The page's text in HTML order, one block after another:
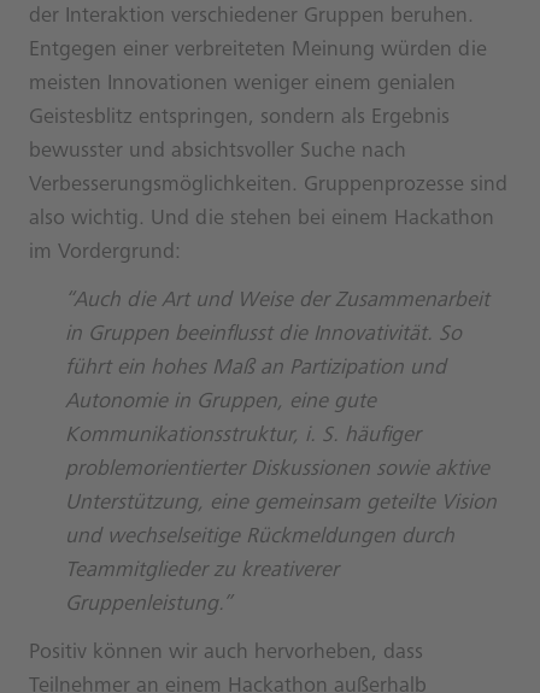
der Interaktion verschiedener Gruppen beruhen.
Entgegen einer verbreiteten Meinung würden die
meisten Innovationen weniger einem genialen
Geistesblitz entspringen, sondern als Ergebnis
bewusster und absichtsvoller Suche nach
Verbesserungsmöglichkeiten. Gruppenprozesse sind
also wichtig. Und die stehen bei einem Hackathon
im Vordergrund:
“Auch die Art und Weise der Zusammenarbeit
in Gruppen beeinflusst die Innovativität. So
führt ein hohes Maß an Partizipation und
Autonomie in Gruppen, eine gute
Kommunikationsstruktur, i. S. häufiger
problemorientierter Diskussionen sowie aktive
Unterstützung, eine gemeinsam geteilte Vision
und wechselseitige Rückmeldungen durch
Teammitglieder zu kreativerer
Gruppenleistung.”
Positiv können wir auch hervorheben, dass
Teilnehmer an einem Hackathon außerhalb